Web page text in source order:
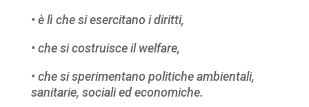
• è lì che si esercitano i diritti,
• che si costruisce il welfare,
• che si sperimentano politiche ambientali,
sanitarie, sociali ed economiche.